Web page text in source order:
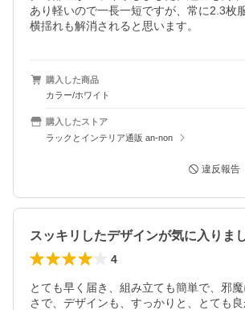
あり軽いので一長一短ですが、常に2.3枚
横揺れも解消されると思います。
購入した商品
カラー/ホワイト
購入したストア
ラックとインテリア通販 an-non
違反報告
4
とても早く届き、組み立ても簡単で、邪
さで、デザインも、すっかりと、とても